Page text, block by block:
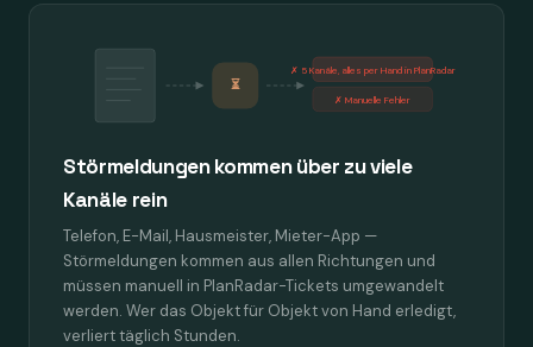
⏳
✗ 5 Kanäle, alles per Hand in PlanRadar
✗ Manuelle Fehler
Störmeldungen kommen über zu viele
Kanäle rein
Telefon, E-Mail, Hausmeister, Mieter-App —
Störmeldungen kommen aus allen Richtungen und
müssen manuell in PlanRadar-Tickets umgewandelt
werden. Wer das Objekt für Objekt von Hand erledigt,
verliert täglich Stunden.